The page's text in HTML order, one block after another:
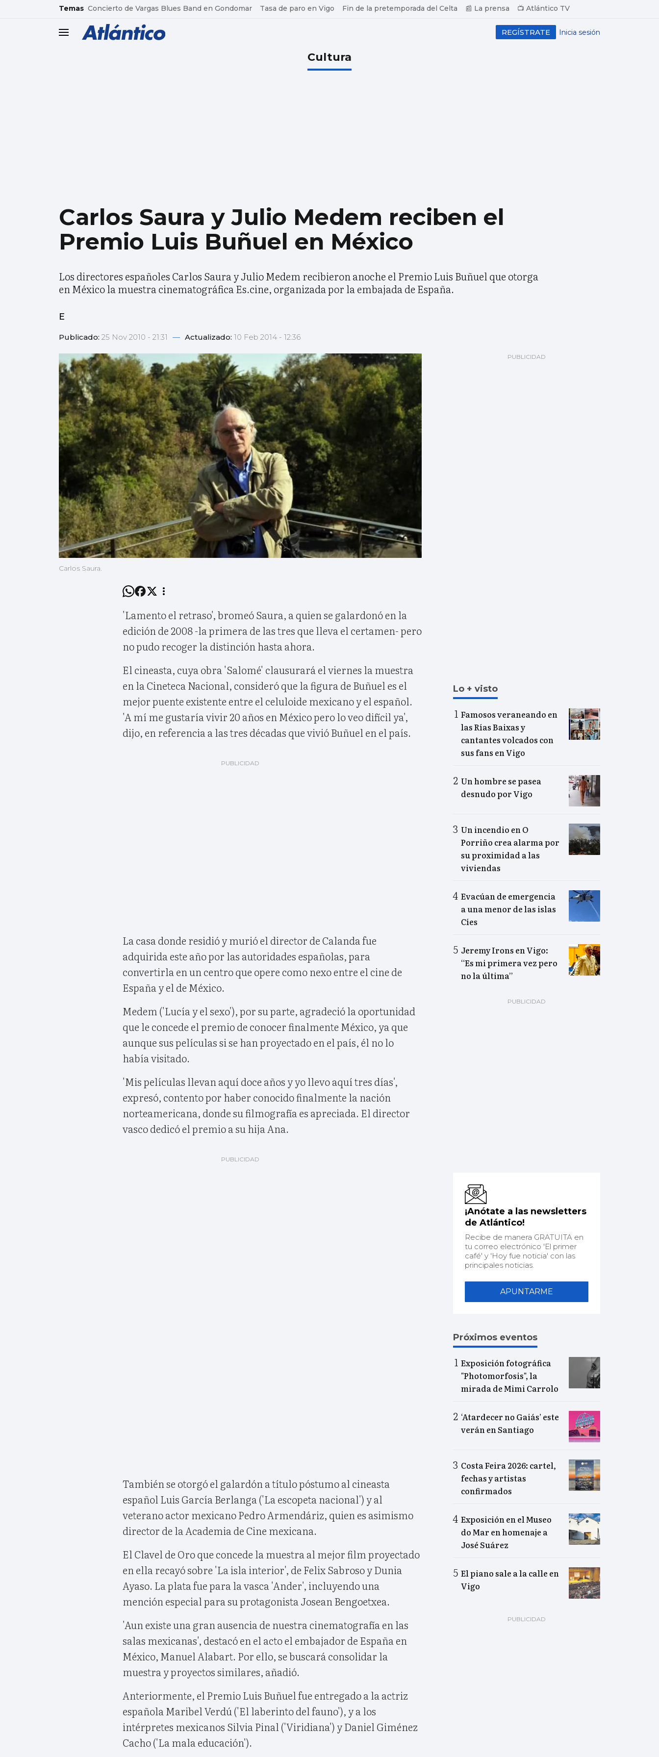
common.go-to-content
Temas Concierto de Vargas Blues Band en Gondomar Tasa de paro en Vigo Fin de la pretemporada del Celta 📰 La prensa 📺 Atlántico TV
header.menu.open Inicia sesión
REGÍSTRATE
Cultura
Carlos Saura y Julio Medem reciben el
Premio Luis Buñuel en México
Los directores españoles Carlos Saura y Julio Medem recibieron anoche el Premio Luis Buñuel que otorga
en México la muestra cinematográfica Es.cine, organizada por la embajada de España.
E
Publicado: 25 Nov 2010 - 21:31 — Actualizado: 10 Feb 2014 - 12:36
Carlos Saura.
'Lamento el retraso', bromeó Saura, a quien se galardonó en la
edición de 2008 -la primera de las tres que lleva el certamen- pero
no pudo recoger la distinción hasta ahora.
El cineasta, cuya obra 'Salomé' clausurará el viernes la muestra
en la Cineteca Nacional, consideró que la figura de Buñuel es el
mejor puente existente entre el celuloide mexicano y el español.
'A mí me gustaría vivir 20 años en México pero lo veo difícil ya',
dijo, en referencia a las tres décadas que vivió Buñuel en el país.
La casa donde residió y murió el director de Calanda fue
adquirida este año por las autoridades españolas, para
convertirla en un centro que opere como nexo entre el cine de
España y el de México.
Medem ('Lucía y el sexo'), por su parte, agradeció la oportunidad
que le concede el premio de conocer finalmente México, ya que
aunque sus películas si se han proyectado en el país, él no lo
había visitado.
'Mis películas llevan aquí doce años y yo llevo aquí tres días',
expresó, contento por haber conocido finalmente la nación
norteamericana, donde su filmografía es apreciada. El director
vasco dedicó el premio a su hija Ana.
También se otorgó el galardón a título póstumo al cineasta
español Luis García Berlanga ('La escopeta nacional') y al
veterano actor mexicano Pedro Armendáriz, quien es asimismo
director de la Academia de Cine mexicana.
El Clavel de Oro que concede la muestra al mejor film proyectado
en ella recayó sobre 'La isla interior', de Felix Sabroso y Dunia
Ayaso. La plata fue para la vasca 'Ander', incluyendo una
mención especial para su protagonista Josean Bengoetxea.
'Aun existe una gran ausencia de nuestra cinematografía en las
salas mexicanas', destacó en el acto el embajador de España en
México, Manuel Alabart. Por ello, se buscará consolidar la
muestra y proyectos similares, añadió.
Anteriormente, el Premio Luis Buñuel fue entregado a la actriz
española Maribel Verdú ('El laberinto del fauno'), y a los
intérpretes mexicanos Silvia Pinal ('Viridiana') y Daniel Giménez
Cacho ('La mala educación').
Lo + visto
Famosos veraneando en
las Rías Baixas y
cantantes volcados con
sus fans en Vigo
Un hombre se pasea
desnudo por Vigo
Un incendio en O
Porriño crea alarma por
su proximidad a las
viviendas
Evacúan de emergencia
a una menor de las islas
Cíes
Jeremy Irons en Vigo:
“Es mi primera vez pero
no la última”
¡Anótate a las newsletters
de Atlántico!
Recibe de manera GRATUITA en
tu correo electrónico 'El primer
café' y 'Hoy fue noticia' con las
principales noticias.
APUNTARME
Próximos eventos
Exposición fotográfica
"Photomorfosis", la
mirada de Mimi Carrolo
‘Atardecer no Gaiás’ este
verán en Santiago
Costa Feira 2026: cartel,
fechas y artistas
confirmados
Exposición en el Museo
do Mar en homenaje a
José Suárez
El piano sale a la calle en
Vigo